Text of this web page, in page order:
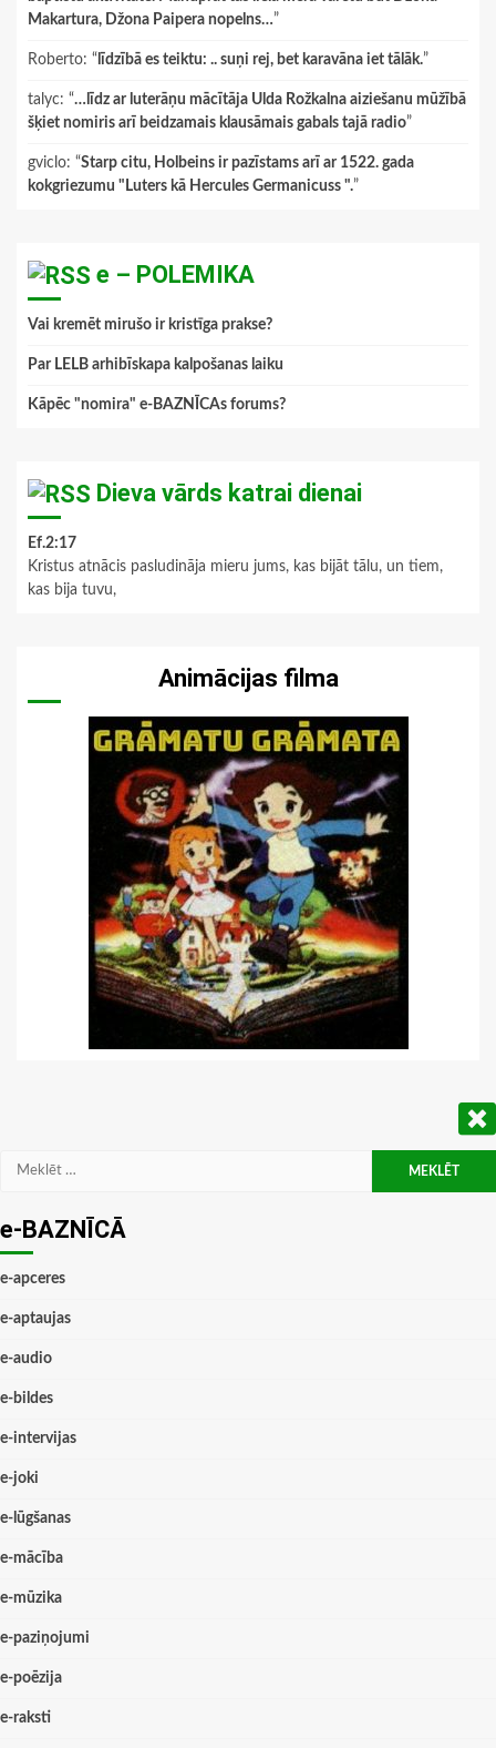
Makartura, Džona Paipera nopelns…”
Roberto: “ līdzībā es teiktu: .. suņi rej, bet karavāna iet tālāk.”
talyc: “…līdz ar luterāņu mācītāja Ulda Rožkalna aiziešanu mūžībā
šķiet nomiris arī beidzamais klausāmais gabals tajā radio”
gviclo: “Starp citu, Holbeins ir pazīstams arī ar 1522. gada
kokgriezumu "Luters kā Hercules Germanicuss ".”
e – POLEMIKA
Vai kremēt mirušo ir kristīga prakse?
Par LELB arhibīskapa kalpošanas laiku
Kāpēc "nomira" e-BAZNĪCAs forums?
Dieva vārds katrai dienai
Ef.2:17
Kristus atnācis pasludināja mieru jums, kas bijāt tālu, un tiem,
kas bija tuvu,
Animācijas filma
Meklēt:
e-BAZNĪCĀ
e-apceres
e-aptaujas
e-audio
e-bildes
e-intervijas
e-joki
e-lūgšanas
e-mācība
e-mūzika
e-paziņojumi
e-poēzija
e-raksti